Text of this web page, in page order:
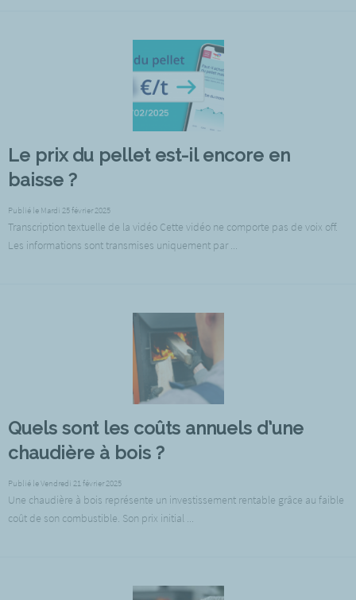
Le prix du pellet est-il encore en
baisse ?
Publié le Mardi 25 février 2025
Transcription textuelle de la vidéo Cette vidéo ne comporte pas de voix off.
Les informations sont transmises uniquement par ...
Quels sont les coûts annuels d’une
chaudière à bois ?
Publié le Vendredi 21 février 2025
Une chaudière à bois représente un investissement rentable grâce au faible
coût de son combustible. Son prix initial ...